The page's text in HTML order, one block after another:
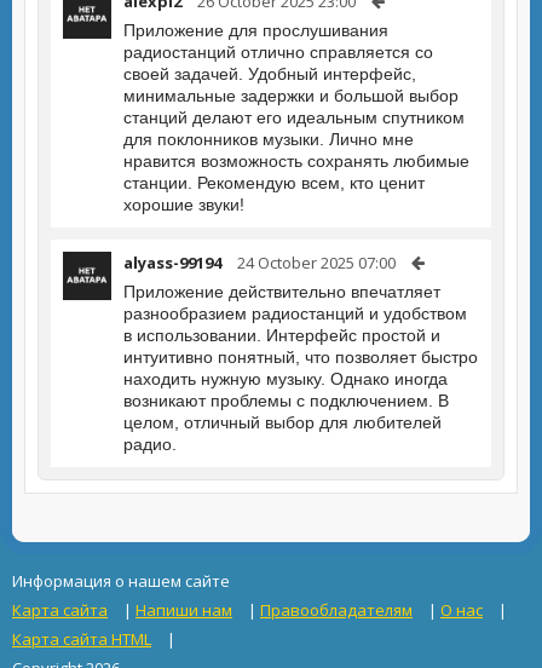
Приложение для прослушивания
радиостанций отлично справляется со
своей задачей. Удобный интерфейс,
минимальные задержки и большой выбор
станций делают его идеальным спутником
для поклонников музыки. Лично мне
нравится возможность сохранять любимые
станции. Рекомендую всем, кто ценит
хорошие звуки!
alyass-99194 24 October 2025 07:00
Приложение действительно впечатляет
разнообразием радиостанций и удобством
в использовании. Интерфейс простой и
интуитивно понятный, что позволяет быстро
находить нужную музыку. Однако иногда
возникают проблемы с подключением. В
целом, отличный выбор для любителей
радио.
Информация о нашем сайте
Карта сайта
| Напиши нам | Правообладателям | О нас
|
Карта сайта HTML
|